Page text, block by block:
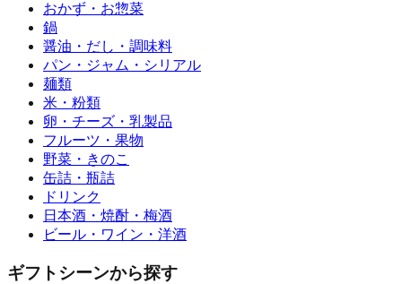
おかず・お惣菜
鍋
醤油・だし・調味料
パン・ジャム・シリアル
麺類
米・粉類
卵・チーズ・乳製品
フルーツ・果物
野菜・きのこ
缶詰・瓶詰
ドリンク
日本酒・焼酎・梅酒
ビール・ワイン・洋酒
ギフトシーンから探す